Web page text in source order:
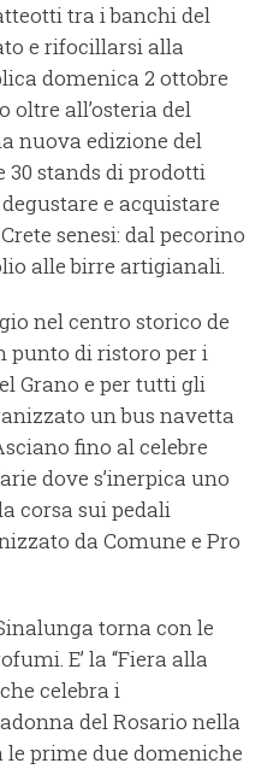
tra i banchi del
e rifocillarsi alla
domenica 2 ottobre
all’osteria del
nuova edizione del
30 stands di prodotti
e acquistare
senesi: dal pecorino
alle birre artigianali.
nel centro storico de
punto di ristoro per i
Grano e per tutti gli
un bus navetta
fino al celebre
dove s’inerpica uno
corsa sui pedali
da Comune e Pro
torna con le
E’ la “Fiera alla
celebra i
del Rosario nella
prime due domeniche